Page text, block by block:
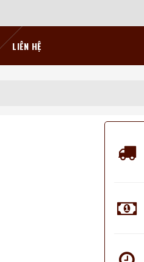
LIÊN HỆ